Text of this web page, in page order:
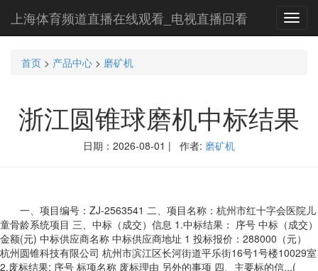
上海体育频道直播在线观看_电视直播回看
首页 > 产品中心 > 磨矿机
浙江圆锥球磨机中标结果
日期：2026-08-01 | 作者: 磨矿机
一、项目编号：ZJ-2563541 二、项目名称：杭州市红十字会医院儿
童骨龄系统项目 三、中标（成交）信息 1.中标结果： 序号 中标（成交）
金额(元) 中标供应商名称 中标供应商地址 1 投标报价：288000（元）
杭州圆锥科技有限公司 杭州市滨江区长河街道平乐街16号1号楼10029室
2.废标结果: 序号 标项名称 废标理由 另外的事项 四、主要标的信...(